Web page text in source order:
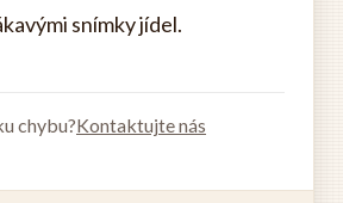
snímky jídel.
chybu?Kontaktujte nás